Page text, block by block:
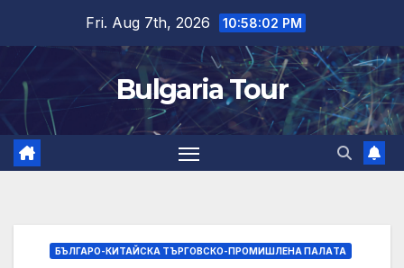
content
Fri. Aug 7th, 2026 10:58:03 PM
Bulgaria Tour
БЪЛГАРО-КИТАЙСКА ТЪРГОВСКО-ПРОМИШЛЕНА ПАЛAТА